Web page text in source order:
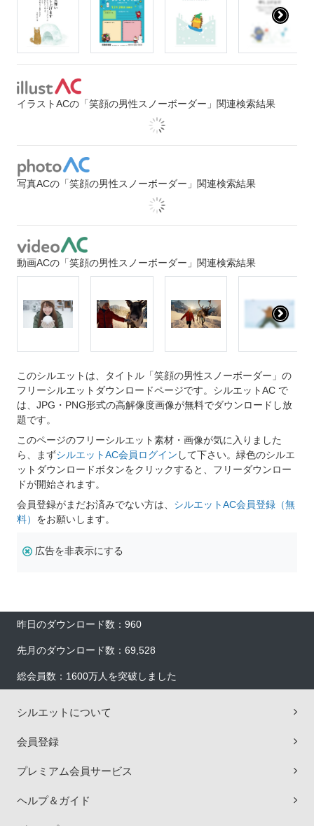
イラストACの「笑顔の男性スノーボーダー」関連検索結果
写真ACの「笑顔の男性スノーボーダー」関連検索結果
動画ACの「笑顔の男性スノーボーダー」関連検索結果
このシルエットは、タイトル「笑顔の男性スノーボーダー」の
フリーシルエットダウンロードページです。シルエットAC で
は、JPG・PNG形式の高解像度画像が無料でダウンロードし放
題です。
このページのフリーシルエット素材・画像が気に入りました
ら、まずシルエットAC会員ログイン して下さい。緑色のシルエ
ットダウンロードボタンをクリックすると、フリーダウンロー
ドが開始されます。
会員登録がまだお済みでない方は、 シルエットAC会員登録（無
料） をお願いします。
広告を非表示にする
昨日のダウンロード数：960
先月のダウンロード数：69,528
総会員数：1600万人を突破しました
シルエットについて
会員登録
プレミアム会員サービス
ヘルプ＆ガイド